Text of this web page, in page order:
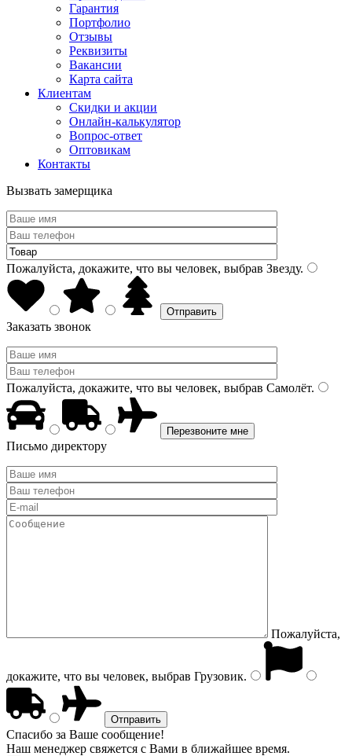
Гарантия
Портфолио
Отзывы
Реквизиты
Вакансии
Карта сайта
Клиентам
Скидки и акции
Онлайн-калькулятор
Вопрос-ответ
Оптовикам
Контакты
Вызвать замерщика
Пожалуйста, докажите, что вы человек, выбрав Звезду.
Заказать звонок
Пожалуйста, докажите, что вы человек, выбрав Самолёт.
Письмо директору
Пожалуйста,
докажите, что вы человек, выбрав Грузовик.
Спасибо за Ваше сообщение!
Наш менеджер свяжется с Вами в ближайшее время.